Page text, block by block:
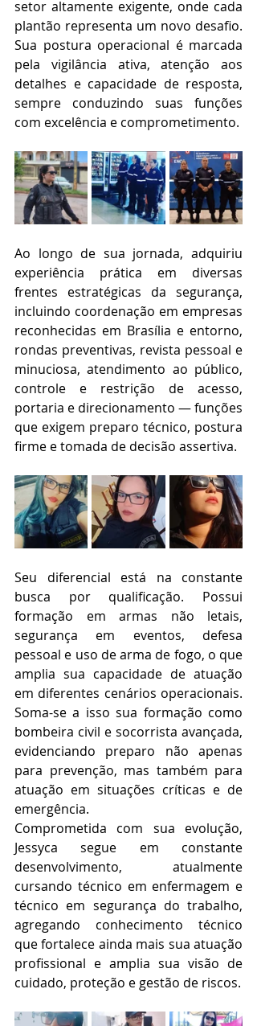
setor altamente exigente, onde cada
plantão representa um novo desafio.
Sua postura operacional é marcada
pela vigilância ativa, atenção aos
detalhes e capacidade de resposta,
sempre conduzindo suas funções
com excelência e comprometimento.
Ao longo de sua jornada, adquiriu
experiência prática em diversas
frentes estratégicas da segurança,
incluindo coordenação em empresas
reconhecidas em Brasília e entorno,
rondas preventivas, revista pessoal e
minuciosa, atendimento ao público,
controle e restrição de acesso,
portaria e direcionamento — funções
que exigem preparo técnico, postura
firme e tomada de decisão assertiva.
Seu diferencial está na constante
busca por qualificação. Possui
formação em armas não letais,
segurança em eventos, defesa
pessoal e uso de arma de fogo, o que
amplia sua capacidade de atuação
em diferentes cenários operacionais.
Soma-se a isso sua formação como
bombeira civil e socorrista avançada,
evidenciando preparo não apenas
para prevenção, mas também para
atuação em situações críticas e de
emergência.
Comprometida com sua evolução,
Jessyca segue em constante
desenvolvimento, atualmente
cursando técnico em enfermagem e
técnico em segurança do trabalho,
agregando conhecimento técnico
que fortalece ainda mais sua atuação
profissional e amplia sua visão de
cuidado, proteção e gestão de riscos.